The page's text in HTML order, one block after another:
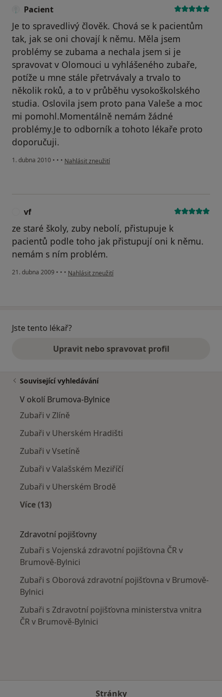
Pacient
Je to spravedlivý člověk. Chová se k pacientům
tak, jak se oni chovají k němu. Měla jsem
problémy se zubama a nechala jsem si je
spravovat v Olomouci u vyhlášeného zubaře,
potíže u mne stále přetrvávaly a trvalo to
několik roků, a to v průběhu vysokoškolského
studia. Oslovila jsem proto pana Valeše a moc
mi pomohl.Momentálně nemám žádné
problémy.Je to odborník a tohoto lékaře proto
doporučuji.
1. dubna 2010 • • • podle názoru uživatele Pacient
Nahlásit zneužití
vf
ze staré školy, zuby nebolí, přistupuje k
pacientů podle toho jak přistupují oni k němu.
nemám s ním problém.
21. dubna 2009 • • • podle názoru uživatele vf
Nahlásit zneužití
Jste tento lékař?
Upravit nebo spravovat profil
Související vyhledávání
V okolí Brumova-Bylnice
Zubaři v Zlíně
Zubaři v Uherském Hradišti
Zubaři v Vsetíně
Zubaři v Valašském Meziříčí
Zubaři v Uherském Brodě
Více (13)
Zdravotní pojišťovny
Zubaři s Vojenská zdravotní pojišťovna ČR v
Brumově-Bylnici
Zubaři s Oborová zdravotní pojišťovna v Brumově-
Bylnici
Zubaři s Zdravotní pojišťovna ministerstva vnitra
ČR v Brumově-Bylnici
Stránky